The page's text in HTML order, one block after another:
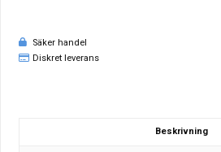
Säker handel
Diskret leverans
Beskrivning